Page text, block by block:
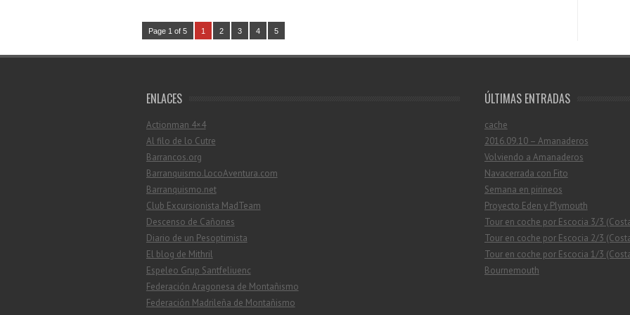
Page 1 of 5 1 2 3 4 5
ENLACES
Actionman 4×4
Al filo de lo Cutre
Barrancos.org
Barranquismo.LocoAventura.com
Barranquismo.net
Club Excursionista MadTeam
Descenso de Cañones
Diario de un Pesoptimista
El blog de Mithril
Espeleo Grup Santfeliuenc
Federación Aragonesa de Montañismo
Federación Madrileña de Montañismo
ÚLTIMAS ENTRADAS
cache
2016.09.10 – Amanaderos
Volviendo a Amanaderos
Navacerrada con Fito
Semana en pirineos
Proyecto Eden y Plymouth
Tour en coche por Escocia 3/3
Tour en coche por Escocia 2/3
Tour en coche por Escocia 1/3
Bournemouth